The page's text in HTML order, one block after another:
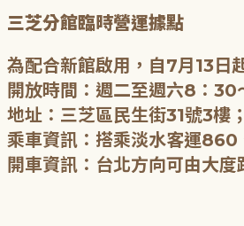
三芝分館臨時營運據點
為配合新館啟用，自7月13日
開放時間：週二至週六8：
地址：三芝區民生街31號3
乘車資訊：搭乘淡水客運
開車資訊：台北方向可由大